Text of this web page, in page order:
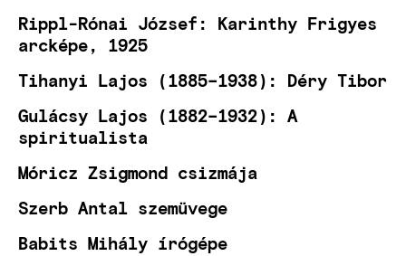
Rippl-Rónai József: Karinthy Frigyes
arcképe, 1925
Tihanyi Lajos (1885–1938): Déry Tibor
Gulácsy Lajos (1882–1932): A
spiritualista
Móricz Zsigmond csizmája
Szerb Antal szemüvege
Babits Mihály írógépe